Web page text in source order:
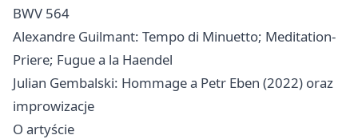
BWV 564
Alexandre Guilmant: Tempo di Minuetto; Meditation-
Priere; Fugue a la Haendel
Julian Gembalski: Hommage a Petr Eben (2022) oraz
improwizacje
O artyście